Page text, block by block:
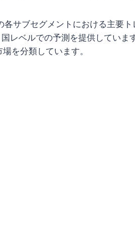
サブセグメントにおける主要ト
レベルでの予測を提供していま
を分類しています。